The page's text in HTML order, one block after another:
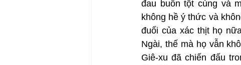
đau buồn tột cùng và
không hề ý thức và
đuối của xác thịt họ
Ngài, thế mà họ vẫn
Giê-xu đã chiến đấu